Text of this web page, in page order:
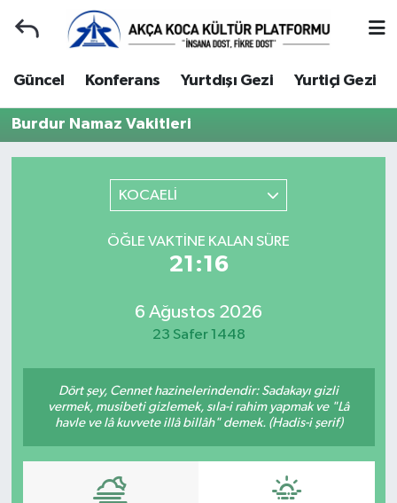
Güncel Konferans Yurtdışı Gezi Yurtiçi Gezi
Burdur Namaz Vakitleri
KOCAELİ
ÖĞLE VAKTINE KALAN SÜRE
21:16
6 Ağustos 2026
23 Safer 1448
Dört şey, Cennet hazinelerindendir: Sadakayı gizli
vermek, musibeti gizlemek, sıla-i rahim yapmak ve "Lâ
havle ve lâ kuvvete illâ billâh" demek. (Hadis-i şerif)
Gençlerle Başbaşa
Güncel
Konferans
Yurtdışı Gezi
Hakkımızda
Yönetim Kurulu
Yüksek İstişare Kurulu
Kocaeli Hava Durumu
Kocaeli Namaz Vakitleri
Kocaeli Trafik Yoğunluk Haritası
Süper Lig Puan Durumu ve Fikstür
Son Dakika Haberleri
Haber Arşivi